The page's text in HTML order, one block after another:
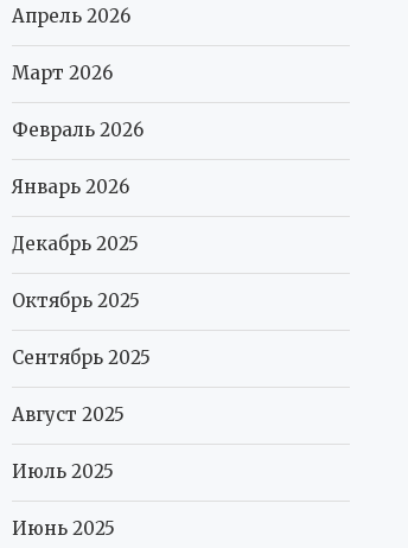
Апрель 2026
Март 2026
Февраль 2026
Январь 2026
Декабрь 2025
Октябрь 2025
Сентябрь 2025
Август 2025
Июль 2025
Июнь 2025